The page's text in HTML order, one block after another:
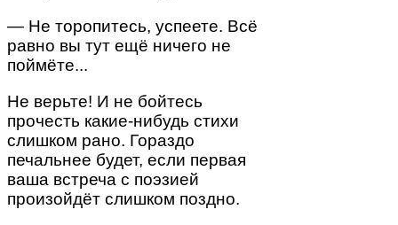
— Не торопитесь, успеете. Всё
равно вы тут ещё ничего не
поймёте...
Не верьте! И не бойтесь
прочесть какие-нибудь стихи
слишком рано. Гораздо
печальнее будет, если первая
ваша встреча с поэзией
произойдёт слишком поздно.